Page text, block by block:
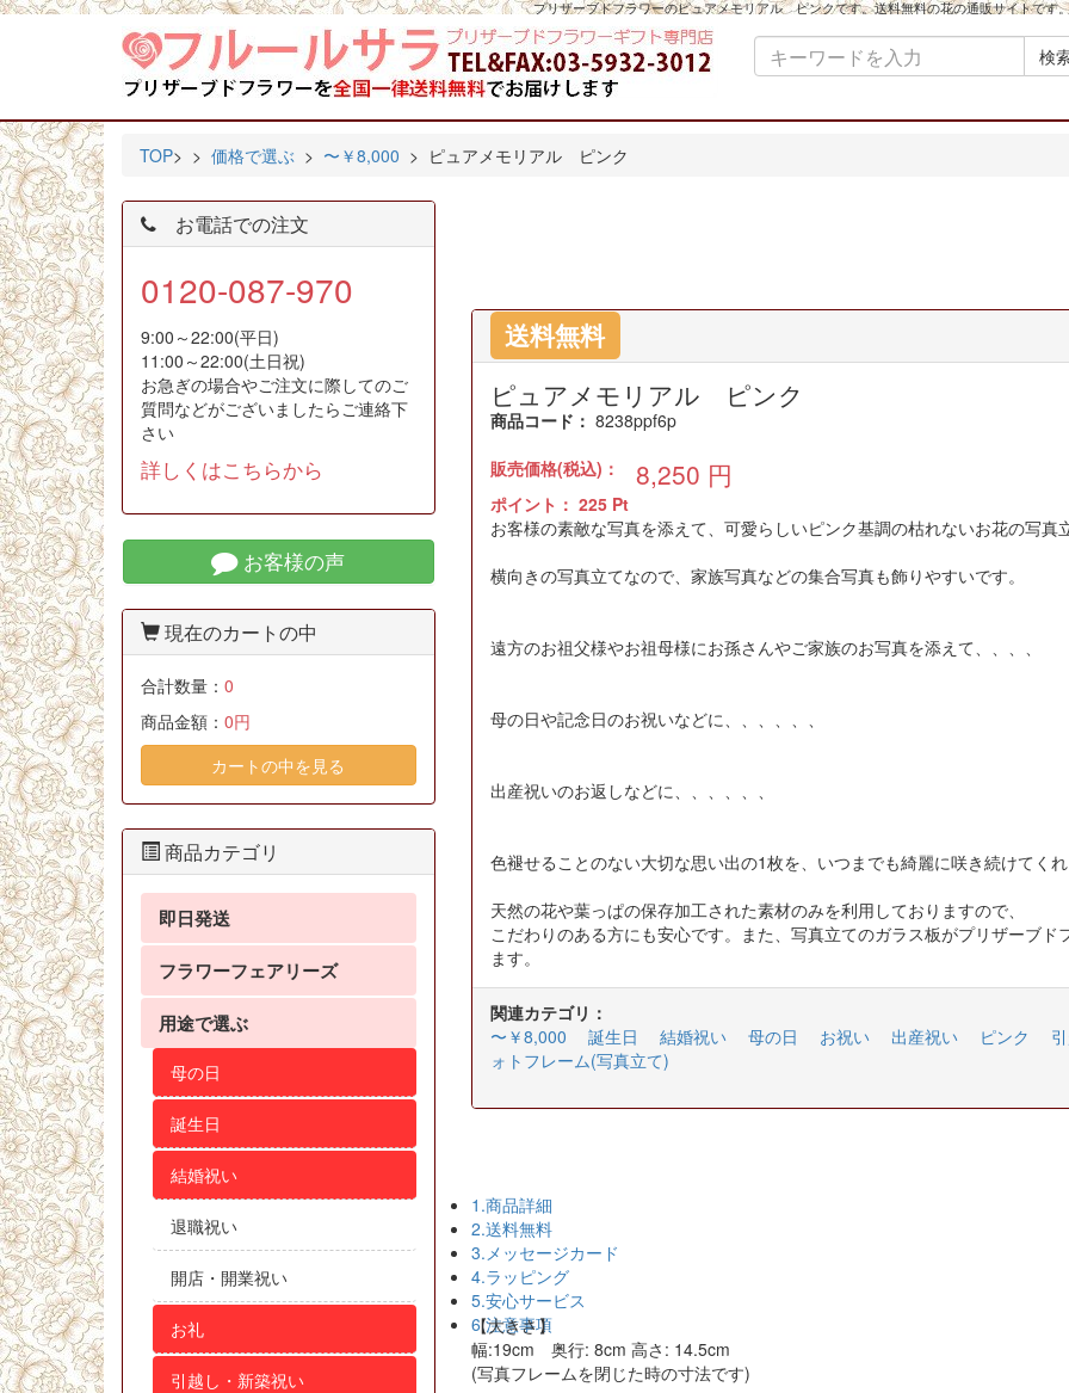
プリザーブドフラワーのピュアメモリアル ピンクです。送料無料の花の通販サイトです
検
TOP> > 価格で選ぶ > 〜￥8,000 > ピュアメモリアル ピンク
送料無料
ピュアメモリアル ピンク
商品コード： 8238ppf6p
販売価格(税込)： 8,250 円
ポイント： 225Pt
お客様の素敵な写真を添えて、可愛らしいピンク基調の枯れないお花の写真
横向きの写真立てなので、家族写真などの集合写真も飾りやすいです。
遠方のお祖父様やお祖母様にお孫さんやご家族のお写真を添えて、、、、
母の日や記念日のお祝いなどに、、、、、、
出産祝いのお返しなどに、、、、、、
色褪せることのない大切な思い出の1枚を、いつまでも綺麗に咲き続けてく
天然の花や葉っぱの保存加工された素材のみを利用しておりますので、
こだわりのある方にも安心です。また、写真立てのガラス板がプリザーブ
ます。
関連カテゴリ：
〜￥8,000
誕生日 結婚祝い 母の日 お祝い 出産祝い ピンク
ォトフレーム(写真立て)
1.商品詳細
2.送料無料
3.メッセージカード
4.ラッピング
5.安心サービス
6.注意事項
【大きさ】
幅:19cm 奥行: 8cm 高さ: 14.5cm
(写真フレームを閉じた時の寸法です)
お電話での注文
0120-087-970
9:00～22:00(平日)
11:00～22:00(土日祝)
お急ぎの場合やご注文に際してのご
質問などがございましたらご連絡下
さい
詳しくはこちらから
お客様の声
現在のカートの中
合計数量： 0
商品金額： 0円
カートの中を見る
商品カテゴリ
即日発送
フラワーフェアリーズ
用途で選ぶ
母の日
誕生日
結婚祝い
退職祝い
開店・開業祝い
お礼
引越し・新築祝い